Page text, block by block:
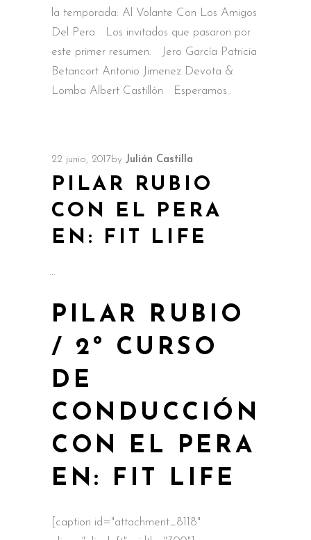
la temporada: Al Volante Con Los Amigos
Del Pera Los invitados que pasaron por
este primer resumen. Jero García Patricia
Betancort Antonio Jimenez Devota &
Lomba Albert Castillón Esperamos
22 junio, 2017by Julián Castilla
PILAR RUBIO
CON EL PERA
EN: FIT LIFE
PILAR RUBIO
/ 2º CURSO
DE
CONDUCCIÓN
CON EL PERA
EN: FIT LIFE
[caption id="attachment_8118"